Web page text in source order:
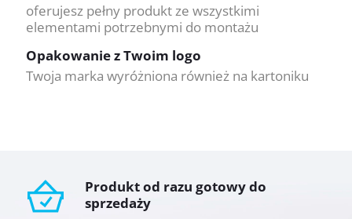
oferujesz pełny produkt ze wszystkimi
elementami potrzebnymi do montażu
Opakowanie z Twoim logo
Twoja marka wyróżniona również na kartoniku
Produkt od razu gotowy do
sprzedaży